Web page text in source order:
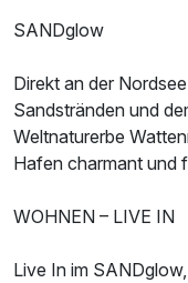
Ausstattung
Zusatznächte
Für 5 Tage
SANDglow
Direkt an der
Sandstränden und
Weltnaturerbe
Hafen charmant und
WOHNEN – LIVE IN
Live In im